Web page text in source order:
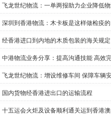
飞龙世纪物流：一单两报助力企业降低
深圳到香港物流：木卡板是这样做检疫的
经香港进口到内地的木质包装的海关规定
中港物流业务分享：提高沟通技能 高效
飞龙世纪物流：增设维修车间 保障车辆
国内货物经香港进出口的运输流程
十五运会火炬及设备顺利通关运到香港